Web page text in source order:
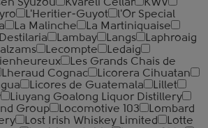
Syuzou Kvareli Cellar
KWV
L'Heritier-Guyot
l'Or Special
La Malinche
La Martiniquaise
Lambay Langs
Laphroaig
Lecompte
Ledaig
Les Grands Chais de
Lheraud Cognac
Licorera Cihuatan
Licores de Guatemala
Lillet
Liuyang Goalong Liquor Distillery
Group Locomotive 103
Lombard
Lost Irish Whiskey Limited
Lotte